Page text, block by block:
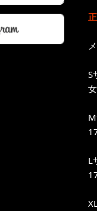
S
L